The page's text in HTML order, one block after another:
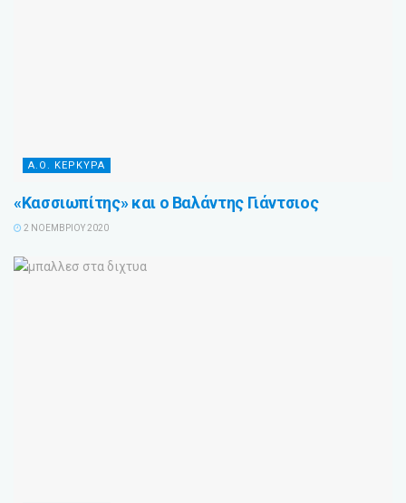
Α.Ο. ΚΕΡΚΥΡΑ
«Κασσιωπίτης» και ο Βαλάντης Γιάντσιος
2 ΝΟΕΜΒΡΊΟΥ 2020